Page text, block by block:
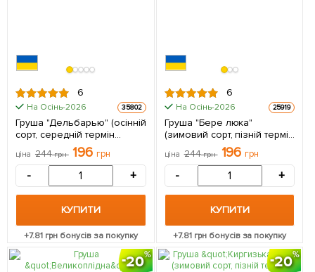
6
На Осінь-2026 35802
Груша "Дельбарью" (осінній
сорт, середній термін
дозрівання) 1 саджанець в
упаковці
ціна 244грн 196 грн
- +
КУПИТИ
+7.81 грн бонусів за покупку
6
На Осінь-2026 25919
Груша "Бере люка"
(зимовий сорт, пізній термін
дозрівання) 1 саджанець в
упаковці
ціна 244грн 196 грн
- +
КУПИТИ
+7.81грн бонусів за покупку
20 20